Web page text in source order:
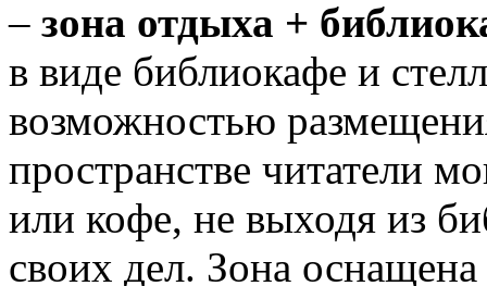
– зона отдыха +
в виде библиокафе и
возможностью
пространстве читатели
или кофе, не выходя из
своих дел. Зона